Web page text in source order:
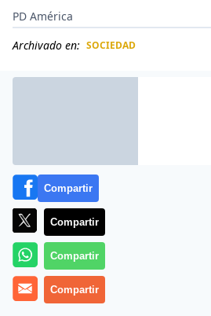
PD América
Archivado en: SOCIEDAD
Laviolencia en el hogar
Compartir
Compartir
Compartir
Compartir